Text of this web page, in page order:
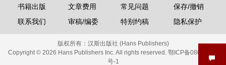
书籍出版
联系我们
文章费用
审稿/编委
常见问题
特别约稿
保存/撤销
隐私保护
版权所有： 汉斯出版社 (Hans Publishers)
Copyright © 2026 Hans Publishers Inc. All rights reserved. 鄂ICP备08006613
号-1